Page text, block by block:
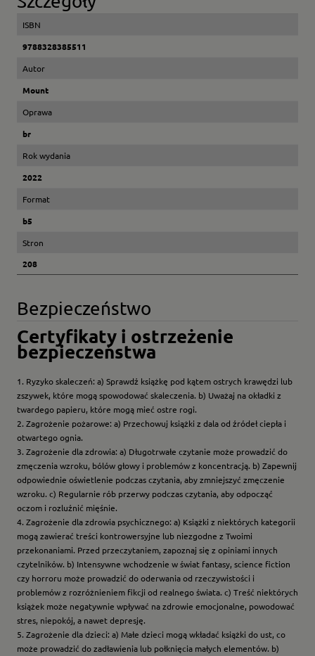
ISBN
9788328385511
Autor
Mount
Oprawa
br
Rok wydania
2022
Format
b5
Stron
208
Bezpieczeństwo
Certyfikaty i ostrzeżenie
bezpieczeństwa
1. Ryzyko skaleczeń: a) Sprawdź książkę pod kątem ostrych krawędzi lub
zszywek, które mogą spowodować skaleczenia. b) Uważaj na okładki z
twardego papieru, które mogą mieć ostre rogi.
2. Zagrożenie pożarowe: a) Przechowuj książki z dala od źródeł ciepła i
otwartego ognia.
3. Zagrożenie dla zdrowia: a) Długotrwałe czytanie może prowadzić do
zmęczenia wzroku, bólów głowy i problemów z koncentracją. b) Zapewnij
odpowiednie oświetlenie podczas czytania, aby zmniejszyć zmęczenie
wzroku. c) Regularnie rób przerwy podczas czytania, aby odpocząć
oczom i rozluźnić mięśnie.
4. Zagrożenie dla zdrowia psychicznego: a) Książki z niektórych kategorii
mogą zawierać treści kontrowersyjne lub niezgodne z Twoimi
przekonaniami. Przed przeczytaniem, zapoznaj się z opiniami innych
czytelników. b) Intensywne wchodzenie w świat fantasy, science fiction
czy horroru może prowadzić do oderwania od rzeczywistości i
problemów z rozróżnieniem fikcji od realnego świata. c) Treść niektórych
książek może negatywnie wpływać na zdrowie emocjonalne, powodować
stres, niepokój, a nawet depresję.
5. Zagrożenie dla dzieci: a) Małe dzieci mogą wkładać książki do ust, co
może prowadzić do zadławienia lub połknięcia małych elementów. b)